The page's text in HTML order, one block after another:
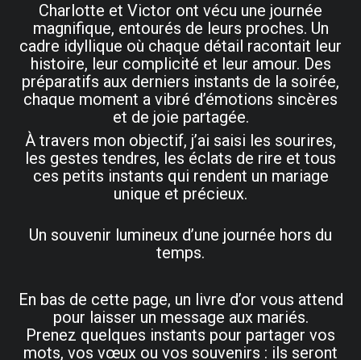
Charlotte et Victor ont vécu une journée
magnifique, entourés de leurs proches. Un
cadre idyllique où chaque détail racontait leur
histoire, leur complicité et leur amour. Des
préparatifs aux derniers instants de la soirée,
chaque moment a vibré d’émotions sincères
et de joie partagée.
À travers mon objectif, j’ai saisi les sourires,
les gestes tendres, les éclats de rire et tous
ces petits instants qui rendent un mariage
unique et précieux.
Un souvenir lumineux d’une journée hors du
temps.
En bas de cette page, un livre d’or vous attend
pour laisser un message aux mariés.
Prenez quelques instants pour partager vos
mots, vos vœux ou vos souvenirs : ils seront